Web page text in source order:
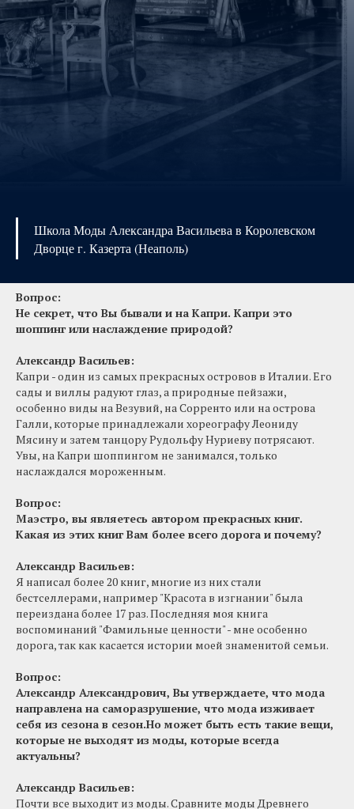
Школа Моды Александра Васильева в Королевском
Дворце г. Казерта (Неаполь)
Вопрос:
Не секрет, что Вы бывали и на Капри. Капри это
шоппинг или наслаждение природой?
Александр Васильев:
Капри - один из самых прекрасных островов в Италии. Его
сады и виллы радуют глаз, а природные пейзажи,
особенно виды на Везувий, на Сорренто или на острова
Галли, которые принадлежали хореографу Леониду
Мясину и затем танцору Рудольфу Нуриеву потрясают.
Увы, на Капри шоппингом не занимался, только
наслаждался мороженным.
Вопрос:
Маэстро, вы являетесь автором прекрасных книг.
Какая из этих книг Вам более всего дорога и почему?
Александр Васильев:
Я написал более 20 книг, многие из них стали
бестселлерами, например "Красота в изгнании" была
переиздана более 17 раз. Последняя моя книга
воспоминаний "Фамильные ценности" - мне особенно
дорога, так как касается истории моей знаменитой семьи.
Вопрос:
Александр Александрович, Вы утверждаете, что мода
направлена на саморазрушение, что мода изживает
себя из сезона в сезон.Но может быть есть такие вещи,
которые не выходят из моды, которые всегда
актуальны?
Александр Васильев:
Почти все выходит из моды. Сравните моды Древнего